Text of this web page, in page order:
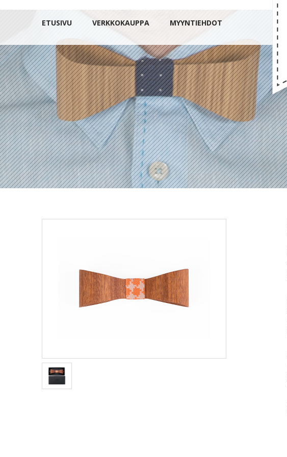
ETUSIVU VERKKOKAUPPA MYYNTIEHDOT